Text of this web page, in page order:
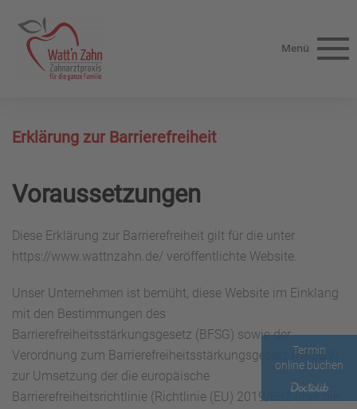
Menü
Erklärung zur Barrierefreiheit
Voraussetzungen
Diese Erklärung zur Barrierefreiheit gilt für die unter
https://www.wattnzahn.de/ veröffentlichte Website.
Unser Unternehmen ist bemüht, diese Website im Einklang
mit den Bestimmungen des
Barrierefreiheitsstärkungsgesetz (BFSG) sowie der
Verordnung zum Barrierefreiheitsstärkungsgesetz (BFSGV)
zur Umsetzung der die europäische
Barrierefreiheitsrichtlinie (Richtlinie (EU) 2019/882 über die
Termin
online buchen